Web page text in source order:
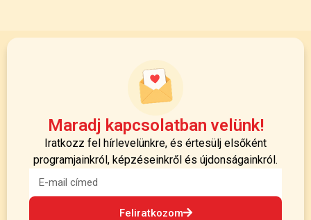
Maradj kapcsolatban velünk!
Iratkozz fel hírlevelünkre, és értesülj elsőként
programjainkról, képzéseinkről és újdonságainkról.
Feliratkozom